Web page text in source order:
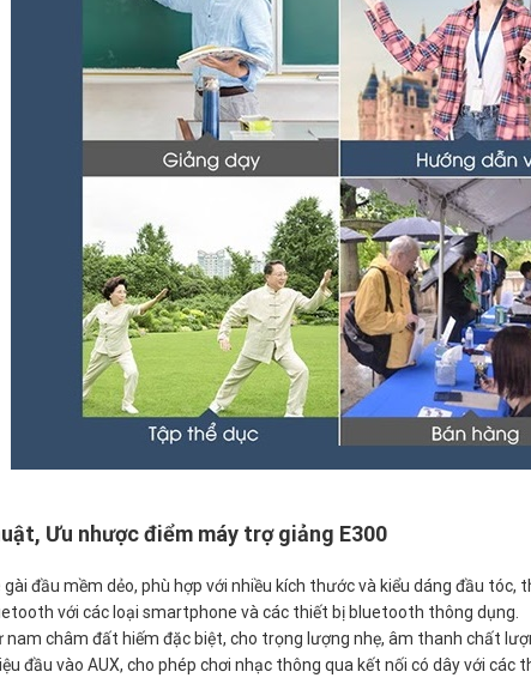
Ưu nhược điểm máy trợ giảng E300
đầu mềm dẻo, phù hợp với nhiều kích thước và kiểu dáng đầu tóc,
với các loại smartphone và các thiết bị bluetooth thông dụng.
nam châm đất hiếm đặc biệt, cho trọng lượng nhẹ, âm thanh chất
đầu vào AUX, cho phép chơi nhạc thông qua kết nối có dây với các